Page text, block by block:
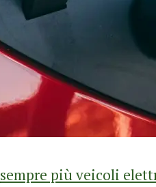
sempre più veicoli